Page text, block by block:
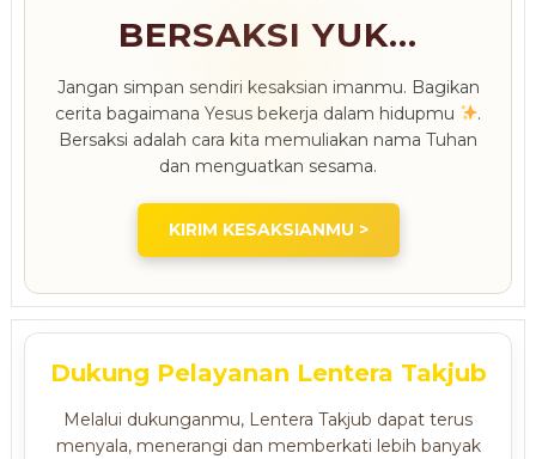
BERSAKSI YUK...
Jangan simpan sendiri kesaksian imanmu. Bagikan
cerita bagaimana Yesus bekerja dalam hidupmu
.
Bersaksi adalah cara kita memuliakan nama Tuhan
dan menguatkan sesama.
KIRIM KESAKSIANMU >
Dukung Pelayanan Lentera Takjub
Melalui dukunganmu, Lentera Takjub dapat terus
menyala, menerangi dan memberkati lebih banyak